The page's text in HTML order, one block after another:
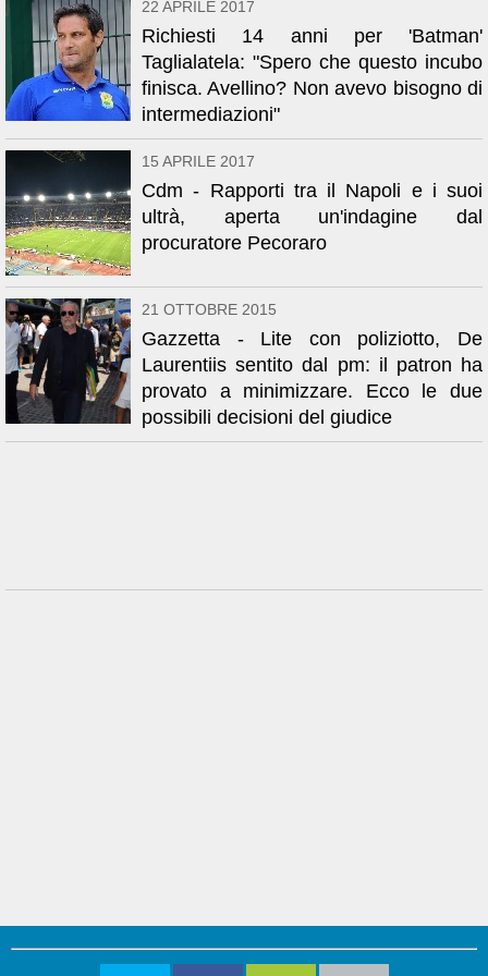
22 APRILE 2017
Richiesti 14 anni per 'Batman'
Taglialatela: "Spero che questo incubo
finisca. Avellino? Non avevo bisogno di
intermediazioni"
15 APRILE 2017
Cdm - Rapporti tra il Napoli e i suoi
ultrà, aperta un'indagine dal
procuratore Pecoraro
21 OTTOBRE 2015
Gazzetta - Lite con poliziotto, De
Laurentiis sentito dal pm: il patron ha
provato a minimizzare. Ecco le due
possibili decisioni del giudice